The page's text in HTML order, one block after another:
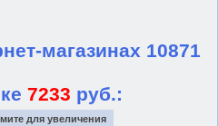
магазинах 10871
7233 руб.:
для увеличения